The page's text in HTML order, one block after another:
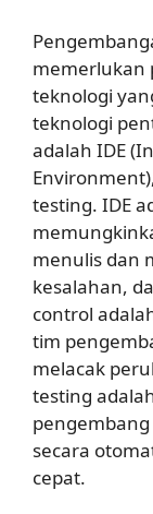
memerlukan
teknologi
teknologi
adalah IDE
testing. IDE
menulis dan
kesalahan,
control
tim
melacak
testing
secara
cepat.